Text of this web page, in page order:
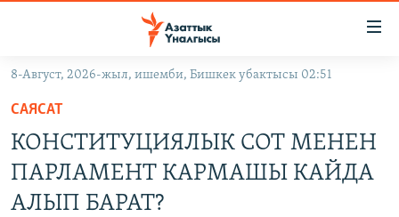
Навигацияга
өтүңүз
Издөөгө
салыңыз
САЯСАТ
ДҮЙНӨ
УКРАИНА
8-Август, 2026-жыл, ишемби, Бишкек убактысы 02:51
САЯСАТ
КОНСТИТУЦИЯЛЫК СОТ МЕНЕН
ПАРЛАМЕНТ КАРМАШЫ КАЙДА
АЛЫП БАРАТ?